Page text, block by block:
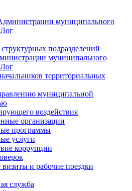
муниципального
подразделений
муниципального
территориальных
муниципальной
воздействия
организации
программы
услуги
коррупции
и рабочие поездки
служба